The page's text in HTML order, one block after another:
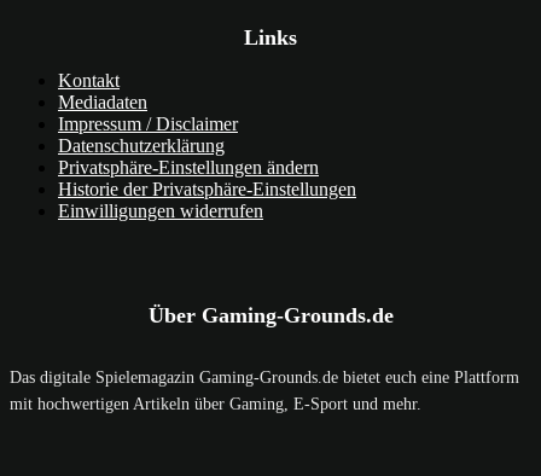
Links
Kontakt
Mediadaten
Impressum / Disclaimer
Datenschutzerklärung
Privatsphäre-Einstellungen ändern
Historie der Privatsphäre-Einstellungen
Einwilligungen widerrufen
Über Gaming-Grounds.de
Das digitale Spielemagazin Gaming-Grounds.de bietet euch eine Plattform
mit hochwertigen Artikeln über Gaming, E-Sport und mehr.